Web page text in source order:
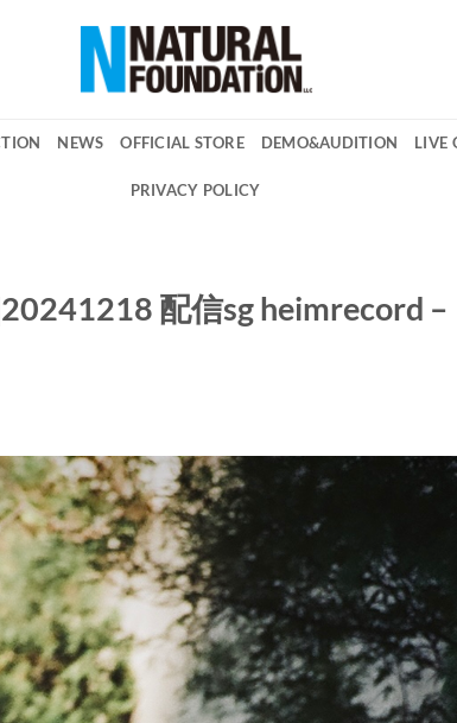
NEWS OFFICIAL STORE DEMO&AUDITION LIVE
PRIVACY POLICY
配信sg heimrecord –